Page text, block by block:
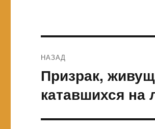
по
записям
НАЗАД
Предыдущая
запись:
Призрак,
катавшихся на